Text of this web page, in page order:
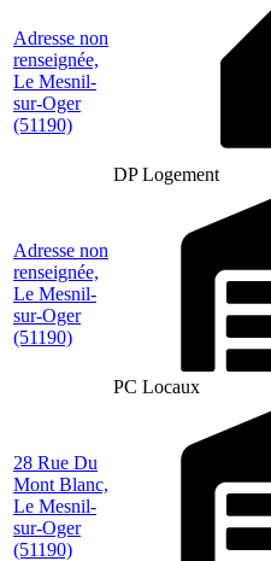
Adresse non
renseignée,
Le Mesnil-
sur-Oger
(51190)
DP Logement
Adresse non
renseignée,
Le Mesnil-
sur-Oger
(51190)
PC Locaux
28 Rue Du
Mont Blanc,
Le Mesnil-
sur-Oger
(51190)